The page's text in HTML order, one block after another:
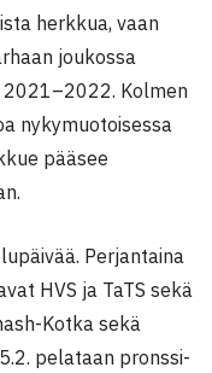
herkkua, vaan
joukossa
Kolmen
nykymuotoisessa
pääsee
Perjantaina
HVS ja TaTS sekä
Kotka sekä
pelataan pronssi-